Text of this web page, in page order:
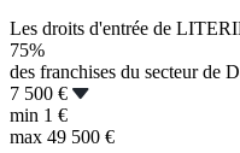
Les droits d'entrée de
75%
des franchises du secteur de
7 500 €
min 1 €
max 49 500 €